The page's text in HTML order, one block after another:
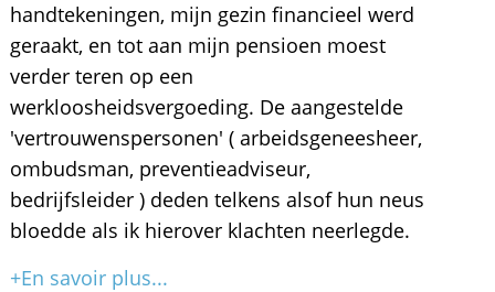
handtekeningen, mijn gezin financieel werd
geraakt, en tot aan mijn pensioen moest
verder teren op een
werkloosheidsvergoeding. De aangestelde
'vertrouwenspersonen' ( arbeidsgeneesheer,
ombudsman, preventieadviseur,
bedrijfsleider ) deden telkens alsof hun neus
bloedde als ik hierover klachten neerlegde.
+En savoir plus...